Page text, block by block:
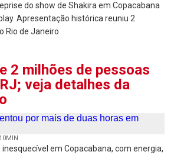
do show de Shakira em Copacabana
Apresentação histórica reuniu 2
Rio de Janeiro
2 milhões de pessoas
veja detalhes da
em Copacabana, com energia,